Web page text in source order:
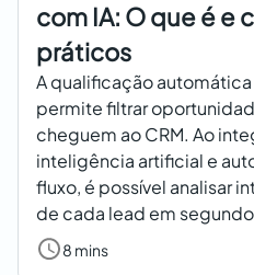
com IA: O que é e
práticos
A qualificação
permite filtrar
cheguem ao CRM. Ao
inteligência artificial e
fluxo, é possível analisar
de cada lead em
8 mins